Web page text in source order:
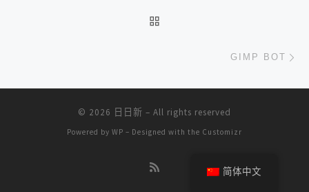
GIMP BOT
© 2026 日日新 – All rights reserved
Powered by WP – Designed with the Customizr
简体中文